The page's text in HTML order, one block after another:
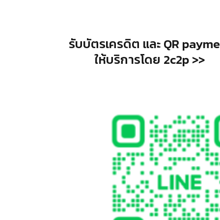
รับบัตรเครดิต และ QR
ให้บริการโดย 2c2p >>